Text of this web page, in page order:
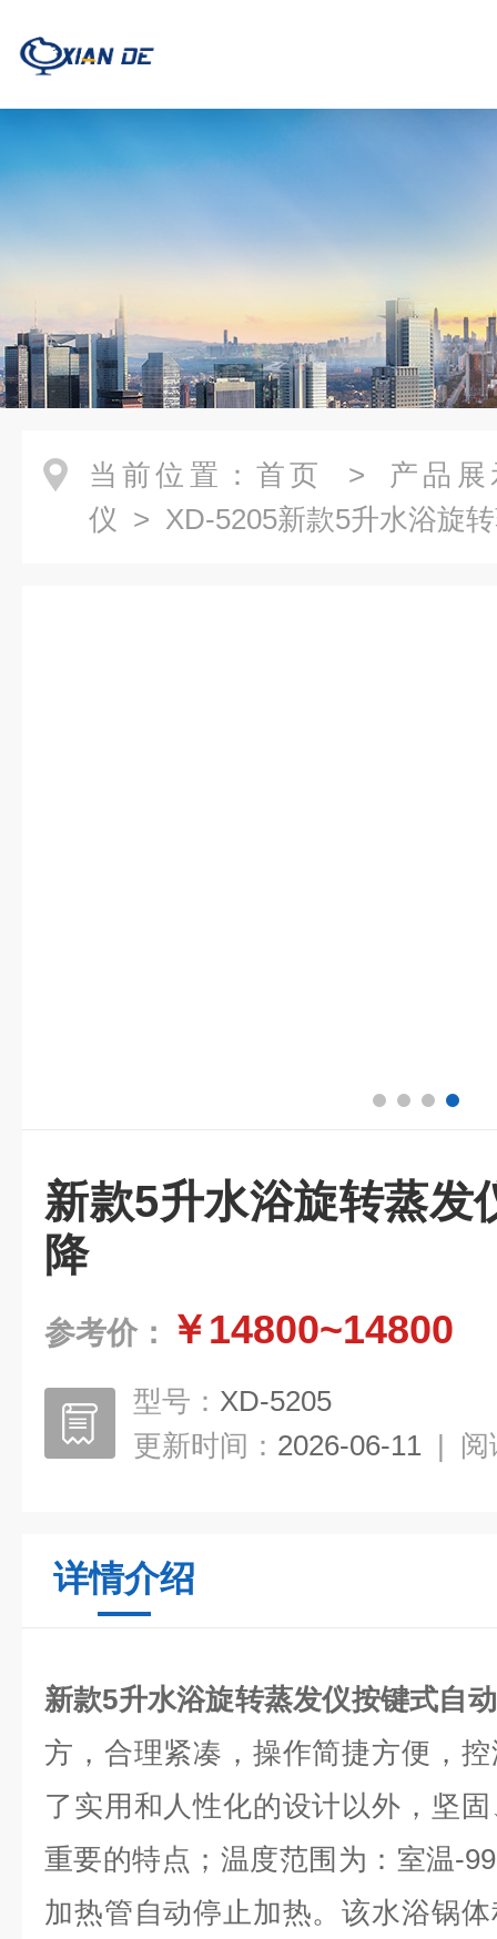
当前位置： 首页 > 产品展
仪 > XD-5205新款5升水浴旋
新款5升水浴旋转蒸发
降
参考价： ￥14800~14800
型号： XD-5205
更新时间： 2026-06-11 | 阅
详情介绍
新款5升水浴旋转蒸发仪按键式自
方，合理紧凑，操作简捷方便，
了实用和人性化的设计以外，坚
重要的特点；温度范围为：室温-
加热管自动停止加热。该水浴锅